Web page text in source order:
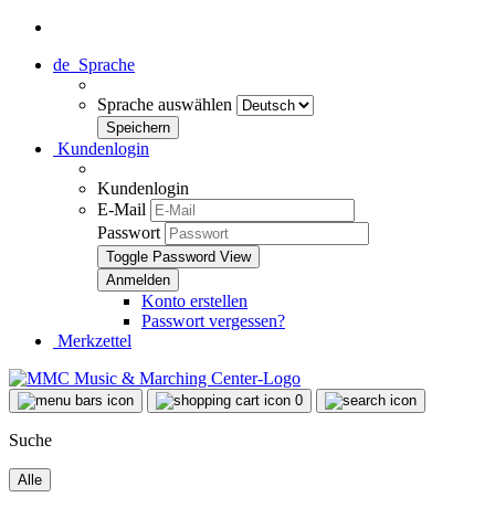
de Sprache
Sprache auswählen
Kundenlogin
Kundenlogin
E-Mail
Passwort
Toggle Password View
Konto erstellen
Passwort vergessen?
Merkzettel
0
Suche
Alle